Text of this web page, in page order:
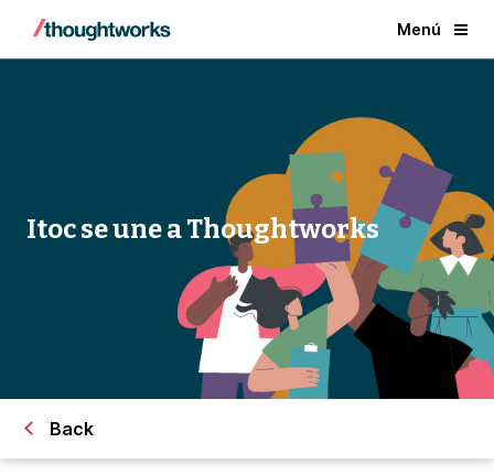
Menú
Itoc se une a Thoughtworks
Back